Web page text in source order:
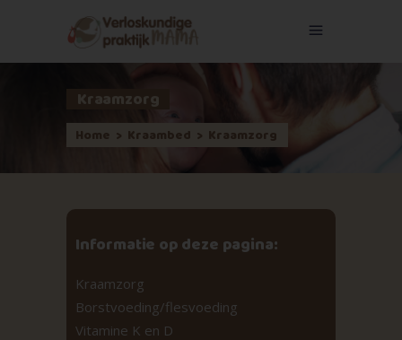
Kraamzorg
Home > Kraambed > Kraamzorg
Informatie op deze pagina:
Kraamzorg
Borstvoeding/flesvoeding
Vitamine K en D